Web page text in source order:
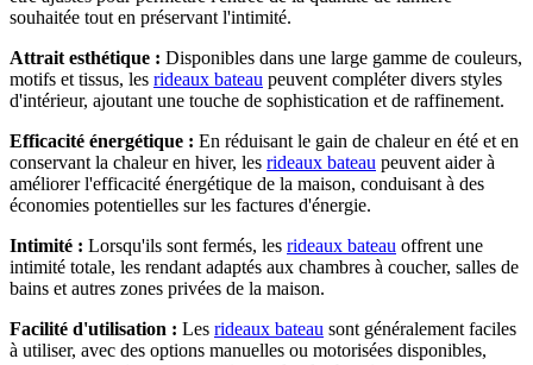
souhaitée tout en préservant l'intimité.
Attrait esthétique : Disponibles dans une large gamme de couleurs,
motifs et tissus, les rideaux bateau peuvent compléter divers styles
d'intérieur, ajoutant une touche de sophistication et de raffinement.
Efficacité énergétique : En réduisant le gain de chaleur en été et en
conservant la chaleur en hiver, les rideaux bateau peuvent aider à
améliorer l'efficacité énergétique de la maison, conduisant à des
économies potentielles sur les factures d'énergie.
Intimité : Lorsqu'ils sont fermés, les rideaux bateau offrent une
intimité totale, les rendant adaptés aux chambres à coucher, salles de
bains et autres zones privées de la maison.
Facilité d'utilisation : Les rideaux bateau sont généralement faciles
à utiliser, avec des options manuelles ou motorisées disponibles,